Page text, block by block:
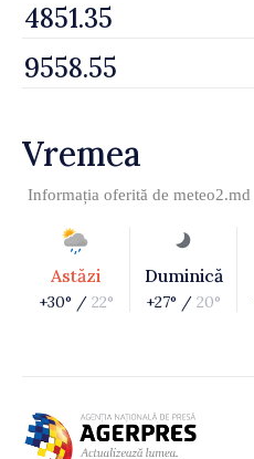
Vremea
Informația oferită de meteo2.md
Astăzi
+30° / 22°
Duminică
+27° / 20°